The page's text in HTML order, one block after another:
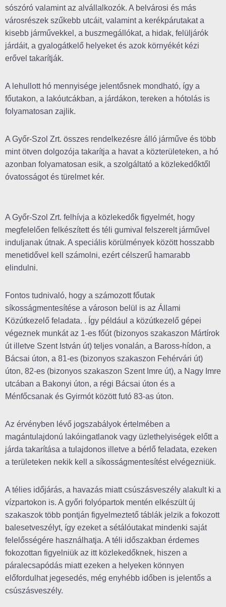
sószóró valamint az alvállalkozók. A belvárosi és más
városrészek szűkebb utcáit, valamint a kerékpárutakat a
kisebb járművekkel, a buszmegállókat, a hidak, felüljárók
járdáit, a gyalogátkelő helyeket és azok környékét kézi
erővel takarítják.
A lehullott hó mennyisége jelentősnek mondható, így a
főutakon, a lakóutcákban, a járdákon, tereken a hótolás is
folyamatosan zajlik.
A Győr-Szol Zrt. összes rendelkezésre álló járműve és több
mint ötven dolgozója takarítja a havat a közterületeken, a hó
azonban folyamatosan esik, a szolgáltató a közlekedőktől
óvatosságot és türelmet kér.
A Győr-Szol Zrt. felhívja a közlekedők figyelmét, hogy
megfelelően felkészített és téli gumival felszerelt járművel
induljanak útnak. A speciális körülmények között hosszabb
menetidővel kell számolni, ezért célszerű hamarabb
elindulni.
Fontos tudnivaló, hogy a számozott főutak
síkosságmentesítése a városon belül is az Állami
Közútkezelő feladata. . Így például a közútkezelő gépei
végeznek munkát az 1-es főút (bizonyos szakaszon Mártírok
út illetve Szent István út) teljes vonalán, a Baross-hídon, a
Bácsai úton, a 81-es (bizonyos szakaszon Fehérvári út)
úton, 82-es (bizonyos szakaszon Szent Imre út), a Nagy Imre
utcában a Bakonyi úton, a régi Bácsai úton és a
Ménfőcsanak és Gyirmót között futó 83-as úton.
Az érvényben lévő jogszabályok értelmében a
magántulajdonú lakóingatlanok vagy üzlethelyiségek előtt a
járda takarítása a tulajdonos illetve a bérlő feladata, ezeken
a területeken nekik kell a síkosságmentesítést elvégezniük.
A télies időjárás, a havazás miatt csúszásveszély alakult ki a
vízpartokon is. A győri folyópartok mentén elkészült új
szakaszok több pontján figyelmeztető táblák jelzik a fokozott
balesetveszélyt, így ezeket a sétálóutakat mindenki saját
felelősségére használhatja. A téli időszakban érdemes
fokozottan figyelniük az itt közlekedőknek, hiszen a
páralecsapódás miatt ezeken a helyeken könnyen
előfordulhat jegesedés, még enyhébb időben is jelentős a
csúszásveszély.